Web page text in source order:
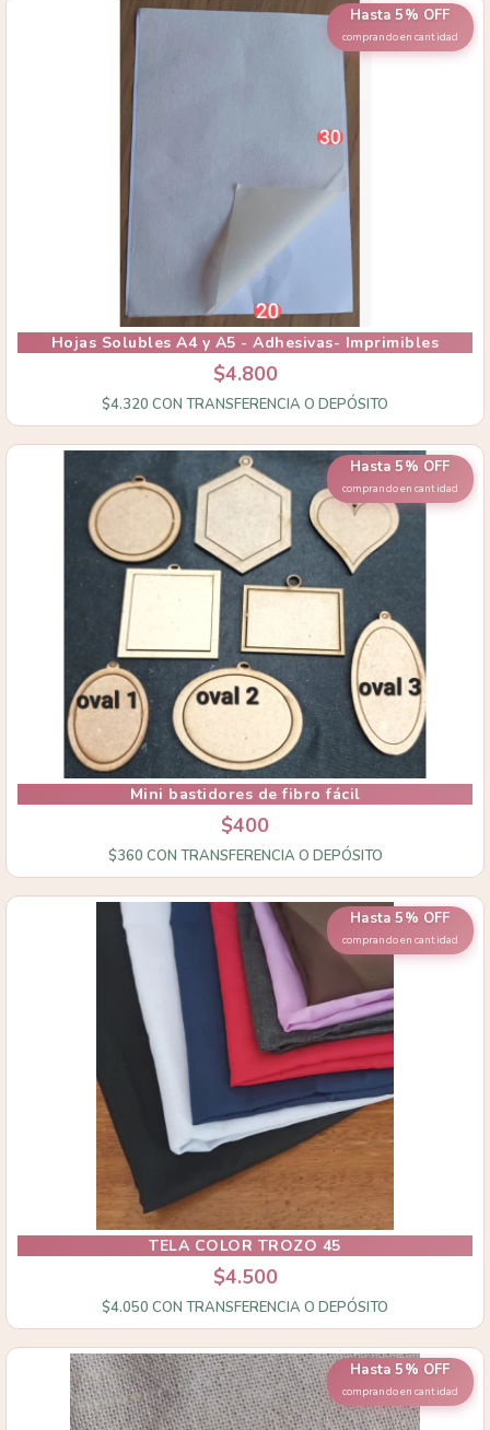
Hasta 5% OFF
comprando en cantidad
Hojas Solubles A4 y A5 - Adhesivas- Imprimibles
$4.800
$4.320 CON TRANSFERENCIA O DEPÓSITO
Hasta 5% OFF
comprando en cantidad
Mini bastidores de fibro fácil
$400
$360 CON TRANSFERENCIA O DEPÓSITO
Hasta 5% OFF
comprando en cantidad
TELA COLOR TROZO 45
$4.500
$4.050 CON TRANSFERENCIA O DEPÓSITO
Hasta 5% OFF
comprando en cantidad